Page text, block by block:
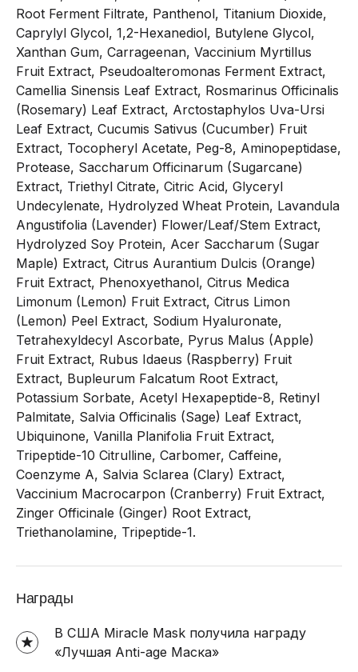
Root Ferment Filtrate, Panthenol, Titanium Dioxide,
Caprylyl Glycol, 1,2-Hexanediol, Butylene Glycol,
Xanthan Gum, Carrageenan, Vaccinium Myrtillus
Fruit Extract, Pseudoalteromonas Ferment Extract,
Camellia Sinensis Leaf Extract, Rosmarinus Officinalis
(Rosemary) Leaf Extract, Arctostaphylos Uva-Ursi
Leaf Extract, Cucumis Sativus (Cucumber) Fruit
Extract, Tocopheryl Acetate, Peg-8, Aminopeptidase,
Protease, Saccharum Officinarum (Sugarcane)
Extract, Triethyl Citrate, Citric Acid, Glyceryl
Undecylenate, Hydrolyzed Wheat Protein, Lavandula
Angustifolia (Lavender) Flower/Leaf/Stem Extract,
Hydrolyzed Soy Protein, Acer Saccharum (Sugar
Maple) Extract, Citrus Aurantium Dulcis (Orange)
Fruit Extract, Phenoxyethanol, Citrus Medica
Limonum (Lemon) Fruit Extract, Citrus Limon
(Lemon) Peel Extract, Sodium Hyaluronate,
Tetrahexyldecyl Ascorbate, Pyrus Malus (Apple)
Fruit Extract, Rubus Idaeus (Raspberry) Fruit
Extract, Bupleurum Falcatum Root Extract,
Potassium Sorbate, Acetyl Hexapeptide-8, Retinyl
Palmitate, Salvia Officinalis (Sage) Leaf Extract,
Ubiquinone, Vanilla Planifolia Fruit Extract,
Tripeptide-10 Citrulline, Carbomer, Caffeine,
Coenzyme A, Salvia Sclarea (Clary) Extract,
Vaccinium Macrocarpon (Cranberry) Fruit Extract,
Zinger Officinale (Ginger) Root Extract,
Triethanolamine, Tripeptide-1.
Награды
В США Miracle Mask получила награду
«Лучшая Anti-age Маска»